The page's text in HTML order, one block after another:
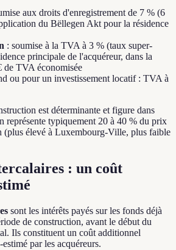
aux droits d'enregistrement de 7 % (6
du Bëllegen Akt pour la résidence
: soumise à la TVA à 3 % (taux super-
principale de l'acquéreur, dans la
de TVA économisée
ou pour un investissement locatif : TVA à
est déterminante et figure dans
représente typiquement 20 à 40 % du prix
(plus élevé à Luxembourg-Ville, plus faible
: un coût
sont les intérêts payés sur les fonds déjà
de construction, avant le début du
Ils constituent un coût additionnel
par les acquéreurs.